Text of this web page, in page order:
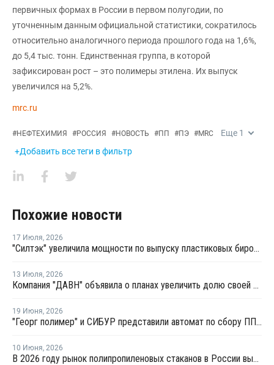
первичных формах в России в первом полугодии, по
уточненным данным официальной статистики, сократилось
относительно аналогичного периода прошлого года на 1,6%,
до 5,4 тыс. тонн. Единственная группа, в которой
зафиксирован рост – это полимеры этилена. Их выпуск
увеличился на 5,2%.
mrc.ru
#НЕФТЕХИМИЯ #РОССИЯ #НОВОСТЬ #ПП #ПЭ #MRC Еще 1
+Добавить все теги в фильтр
Похожие новости
17 Июля, 2026
"Силтэк" увеличила мощности по выпуску пластиковых бирок для животных
13 Июля, 2026
Компания "ДАВН" объявила о планах увеличить долю своей полимерной продукции в России
19 Июня, 2026
"Георг полимер" и СИБУР представили автомат по сбору ПП-тары для переработки
10 Июня, 2026
В 2026 году рынок полипропиленовых стаканов в России вырастет на 20–22%